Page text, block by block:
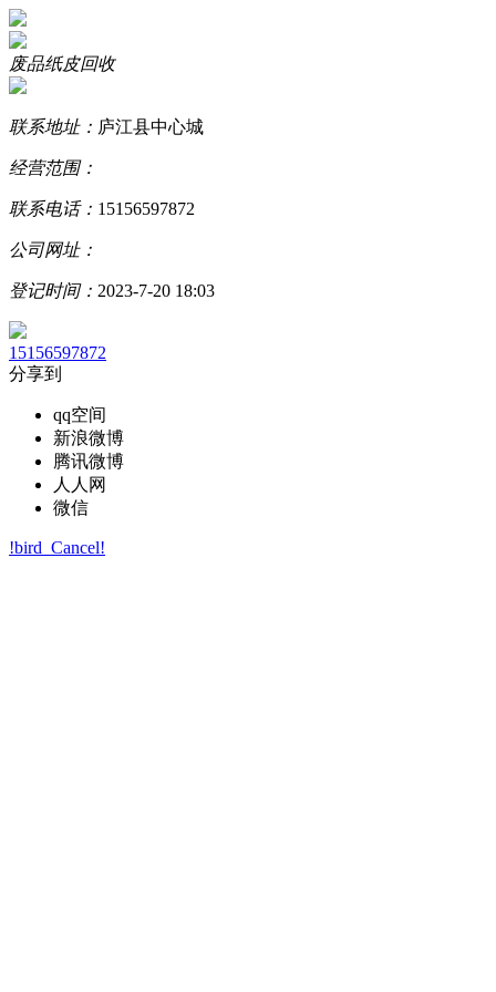
废品纸皮回收
联系地址： 庐江县中心城
经营范围：
联系电话： 15156597872
公司网址：
登记时间： 2023-7-20 18:03
15156597872
分享到
qq空间
新浪微博
腾讯微博
人人网
微信
!bird_Cancel!